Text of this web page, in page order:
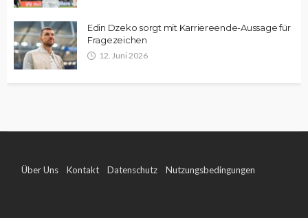
Edin Dzeko sorgt mit Karriereende-Aussage für
Fragezeichen
12. Juni 2026
Über Uns Kontakt Datenschutz Nutzungsbedingungen